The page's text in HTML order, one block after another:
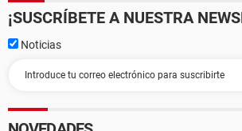
¡SUSCRÍBETE A NUESTRA
Noticias